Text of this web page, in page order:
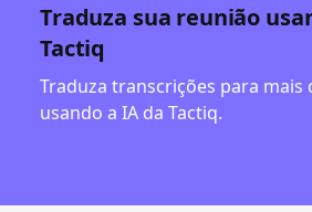
Traduza sua reunião
Tactiq
Traduza transcrições para mais
usando a IA da Tactiq.